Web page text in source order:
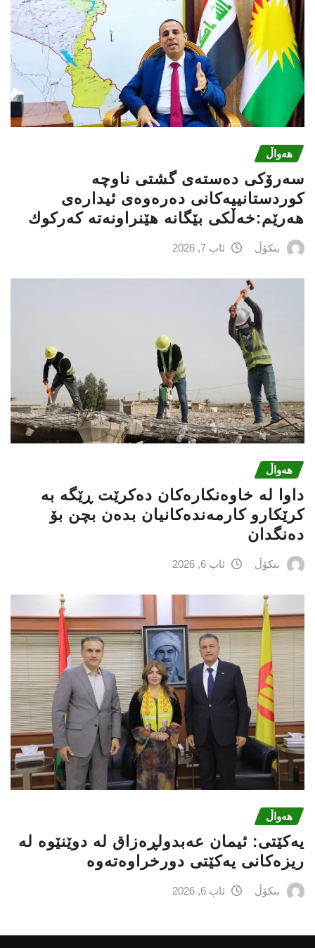
هەواڵ
سه‌رۆكی دەستەی گشتی ناوچە
كوردستانییەكانی دەرەوەی ئیدارەی
هەرێم:خه‌ڵكی بێگانه‌ هێنراونه‌ته‌ كه‌ركوك
بنکۆڵ ئاب 7, 2026
هەواڵ
داوا لە خاوەنکارەکان دەکرێت ڕێگە بە
کرێکارو کارمەندەکانیان بدەن بچن بۆ
دەنگدان
بنکۆڵ ئاب 6, 2026
هەواڵ
یه‌كێتی: ئیمان عه‌بدولڕه‌زاق له‌ دوێنێوه‌ له‌
ریزه‌كانی یه‌كێتی دورخراوه‌ته‌وه‌
بنکۆڵ ئاب 6, 2026